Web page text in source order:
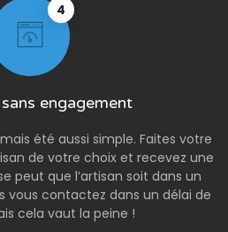
4
engagement
été aussi simple. Faites votre
de votre choix et recevez une
peut que l’artisan soit dans un
vous contactez dans un délai de
cela vaut la peine !